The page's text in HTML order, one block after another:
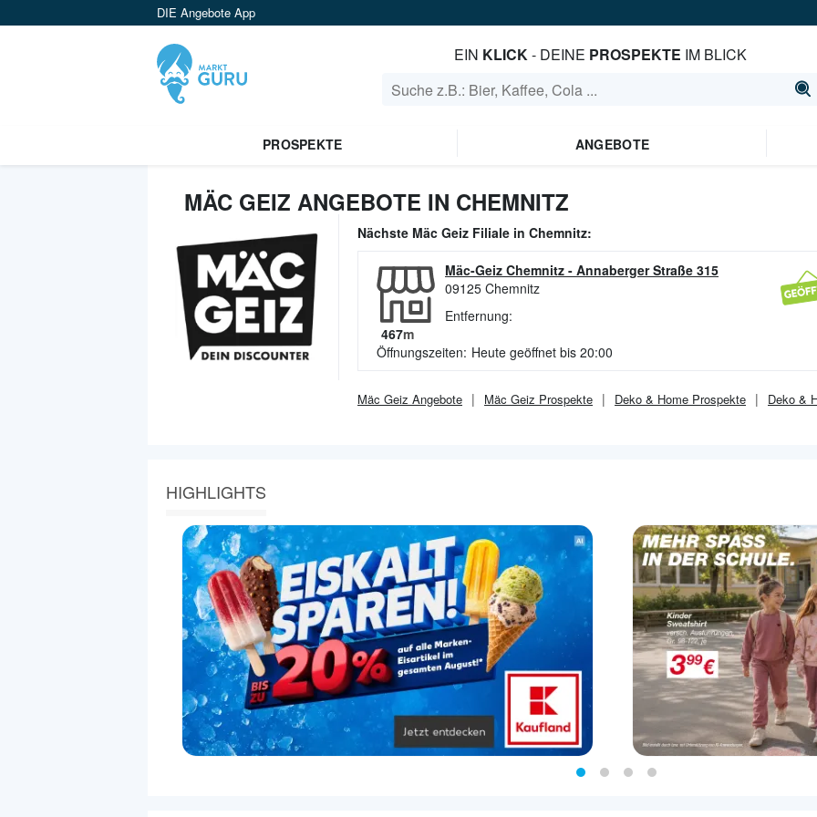
DIE Angebote App
EIN KLICK- DEINE PROSPEKTE IM BLICK
PROSPEKTE ANGEBOTE
MÄC GEIZ ANGEBOTE IN CHEMNITZ
Nächste Mäc Geiz Filiale in Chemnitz:
Mäc-Geiz Chemnitz - Annaberger Straße 315
09125 Chemnitz
Entfernung:
467m
Öffnungszeiten: Heute geöffnet bis 20:00
Mäc Geiz Angebote Mäc Geiz Prospekte Deko & Home Prospekte Deko &
HIGHLIGHTS